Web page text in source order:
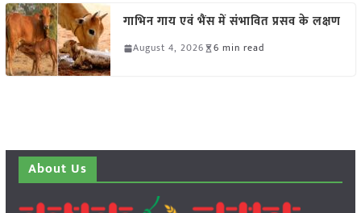
गाभिन गाय एवं भैंस में संभावित प्रसव के लक्षण
August 4, 2026 6 min read
About Us